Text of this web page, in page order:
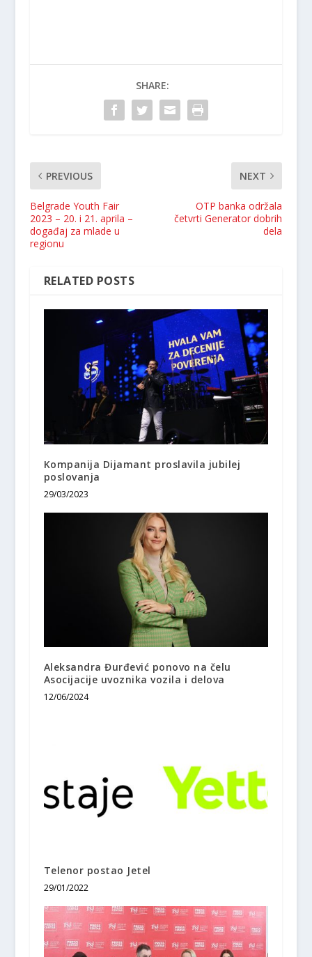
SHARE:
PREVIOUS
Belgrade Youth Fair
2023 – 20. i 21. aprila –
događaj za mlade u
regionu
NEXT
OTP banka održala
četvrti Generator dobrih
dela
RELATED POSTS
Kompanija Dijamant proslavila jubilej
poslovanja
29/03/2023
Aleksandra Đurđević ponovo na čelu
Asocijacije uvoznika vozila i delova
12/06/2024
Telenor postao Jetel
29/01/2022